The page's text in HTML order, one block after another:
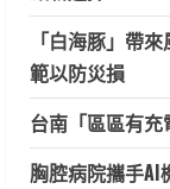
「白海豚」帶
範以防災損
台南「區區有
胸腔病院攜手AI